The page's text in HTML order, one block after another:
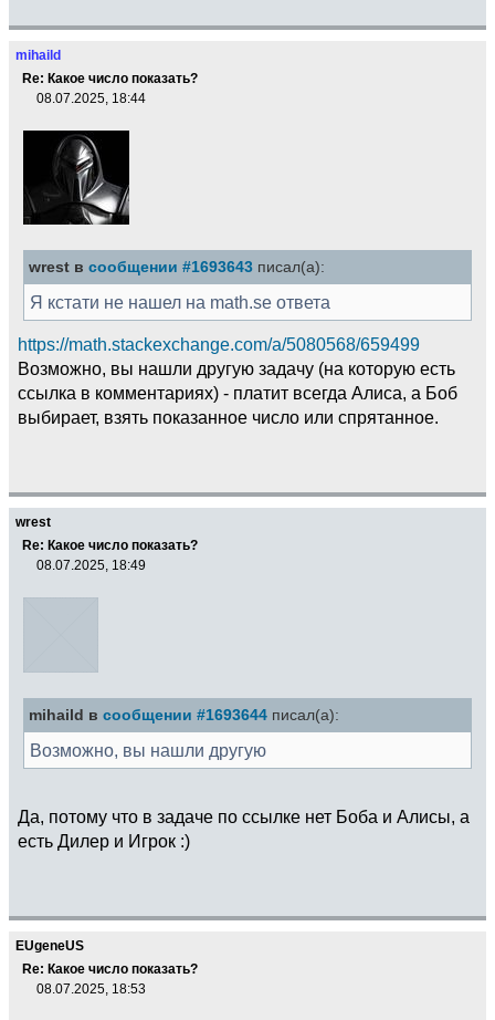
mihaild
Re: Какое число показать?
08.07.2025, 18:44
wrest в сообщении #1693643 писал(а):
Я кстати не нашел на math.se ответа
https://math.stackexchange.com/a/5080568/659499
Возможно, вы нашли другую задачу (на которую есть
ссылка в комментариях) - платит всегда Алиса, а Боб
выбирает, взять показанное число или спрятанное.
wrest
Re: Какое число показать?
08.07.2025, 18:49
mihaild в сообщении #1693644 писал(а):
Возможно, вы нашли другую
Да, потому что в задаче по ссылке нет Боба и Алисы, а
есть Дилер и Игрок :)
EUgeneUS
Re: Какое число показать?
08.07.2025, 18:53